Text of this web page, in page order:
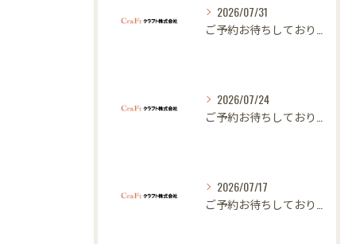
2026/07/31
2026/07/24
2026/07/17